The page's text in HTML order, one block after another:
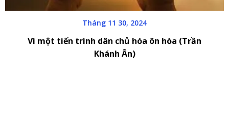
Tháng 11 30, 2024
Vì một tiến trình dân chủ hóa ôn hòa (Trần
Khánh Ân)